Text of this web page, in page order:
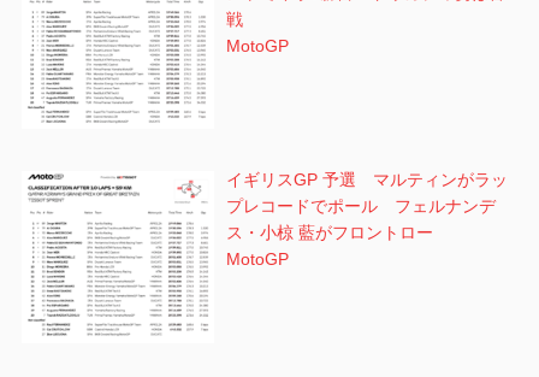
戦
MotoGP
イギリスGP 予選 マルティンがラッ
プレコードでポール フェルナンデ
ス・小椋 藍がフロントロー
MotoGP